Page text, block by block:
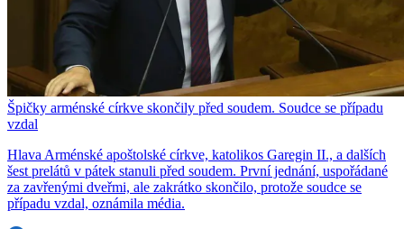
Špičky arménské církve skončily před soudem. Soudce se případu
vzdal
Hlava Arménské apoštolské církve, katolikos Garegin II., a dalších
šest prelátů v pátek stanuli před soudem. První jednání, uspořádané
za zavřenými dveřmi, ale zakrátko skončilo, protože soudce se
případu vzdal, oznámila média.